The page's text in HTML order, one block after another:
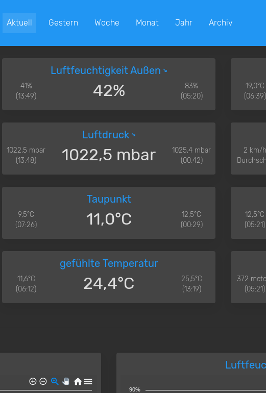
Aktuell Gestern Woche Monat Jahr Archiv
Luftfeuchtigkeit Außen
41%
(13:49)
42%
83%
(05:20)
19,0°C
(06:39)
Luftdruck
1022,5 mbar
(13:48)
1022,5 mbar
1025,4 mbar
(00:42)
2 km/h
Taupunkt
9,5°C
(07:26)
11,0°C
12,5°C
(00:29)
12,5°C
(05:21)
gefühlte Temperatur
11,6°C
(06:12)
24,4°C
25,5°C
(13:19)
372
(05:21)
90%